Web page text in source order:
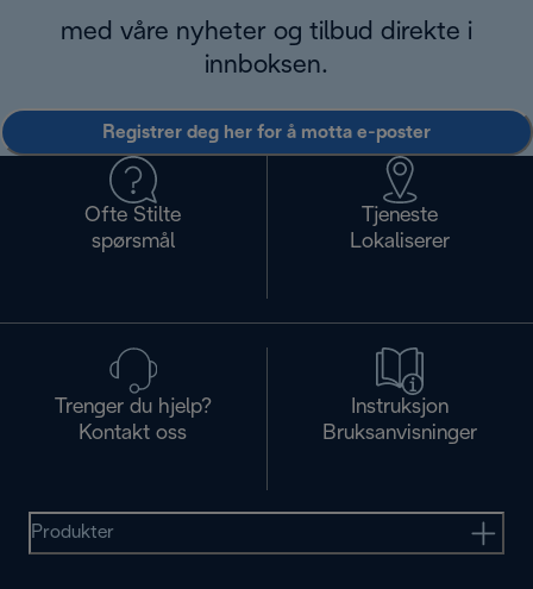
med våre nyheter og tilbud direkte i
innboksen.
Registrer deg her for å motta e-poster
Ofte Stilte
spørsmål
Tjeneste
Lokaliserer
Trenger du hjelp?
Kontakt oss
Instruksjon
Bruksanvisninger
Produkter